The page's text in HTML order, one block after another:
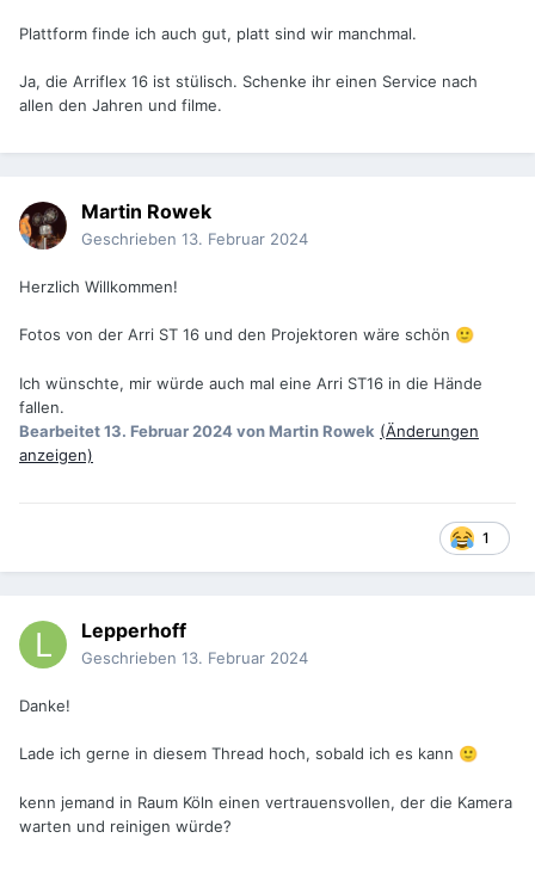
Plattform finde ich auch gut, platt sind wir manchmal.
Ja, die Arriflex 16 ist stülisch. Schenke ihr einen Service nach
allen den Jahren und filme.
Martin Rowek
Geschrieben 13. Februar 2024
Herzlich Willkommen!
Fotos von der Arri ST 16 und den Projektoren wäre schön 🙂
Ich wünschte, mir würde auch mal eine Arri ST16 in die Hände
fallen.
Bearbeitet13. Februar 2024von Martin Rowek (Änderungen
anzeigen)
1
Lepperhoff
Geschrieben 13. Februar 2024
Danke!
Lade ich gerne in diesem Thread hoch, sobald ich es kann 🙂
kenn jemand in Raum Köln einen vertrauensvollen, der die Kamera
warten und reinigen würde?